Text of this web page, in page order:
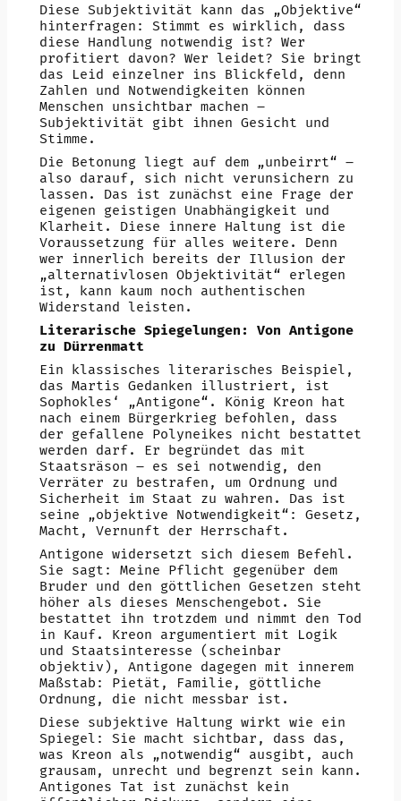
Diese Subjektivität kann das „Objektive“
hinterfragen: Stimmt es wirklich, dass
diese Handlung notwendig ist? Wer
profitiert davon? Wer leidet? Sie bringt
das Leid einzelner ins Blickfeld, denn
Zahlen und Notwendigkeiten können
Menschen unsichtbar machen –
Subjektivität gibt ihnen Gesicht und
Stimme.
Die Betonung liegt auf dem „unbeirrt“ –
also darauf, sich nicht verunsichern zu
lassen. Das ist zunächst eine Frage der
eigenen geistigen Unabhängigkeit und
Klarheit. Diese innere Haltung ist die
Voraussetzung für alles weitere. Denn
wer innerlich bereits der Illusion der
„alternativlosen Objektivität“ erlegen
ist, kann kaum noch authentischen
Widerstand leisten.
Literarische Spiegelungen: Von Antigone
zu Dürrenmatt
Ein klassisches literarisches Beispiel,
das Martis Gedanken illustriert, ist
Sophokles‘ „Antigone“. König Kreon hat
nach einem Bürgerkrieg befohlen, dass
der gefallene Polyneikes nicht bestattet
werden darf. Er begründet das mit
Staatsräson – es sei notwendig, den
Verräter zu bestrafen, um Ordnung und
Sicherheit im Staat zu wahren. Das ist
seine „objektive Notwendigkeit“: Gesetz,
Macht, Vernunft der Herrschaft.
Antigone widersetzt sich diesem Befehl.
Sie sagt: Meine Pflicht gegenüber dem
Bruder und den göttlichen Gesetzen steht
höher als dieses Menschengebot. Sie
bestattet ihn trotzdem und nimmt den Tod
in Kauf. Kreon argumentiert mit Logik
und Staatsinteresse (scheinbar
objektiv), Antigone dagegen mit innerem
Maßstab: Pietät, Familie, göttliche
Ordnung, die nicht messbar ist.
Diese subjektive Haltung wirkt wie ein
Spiegel: Sie macht sichtbar, dass das,
was Kreon als „notwendig“ ausgibt, auch
grausam, unrecht und begrenzt sein kann.
Antigones Tat ist zunächst kein